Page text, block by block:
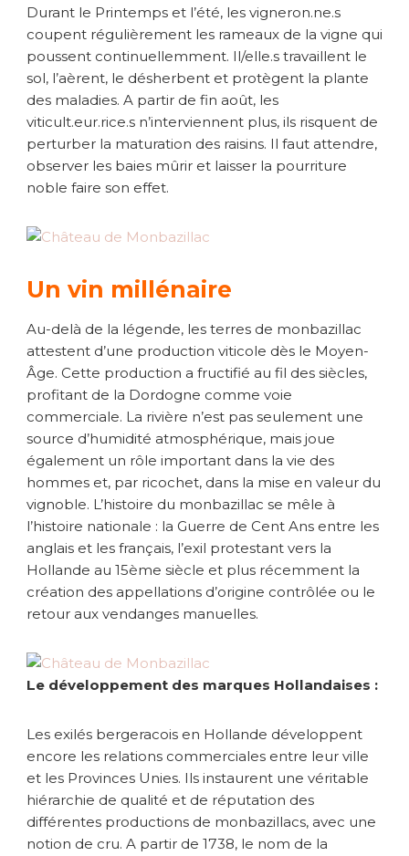
Durant le Printemps et l’été, les vigneron.ne.s
coupent régulièrement les rameaux de la vigne qui
poussent continuellemment. Il/elle.s travaillent le
sol, l’aèrent, le désherbent et protègent la plante
des maladies. A partir de fin août, les
viticult.eur.rice.s n’interviennent plus, ils risquent de
perturber la maturation des raisins. Il faut attendre,
observer les baies mûrir et laisser la pourriture
noble faire son effet.
Un vin millénaire
Au-delà de la légende, les terres de monbazillac
attestent d’une production viticole dès le Moyen-
Âge. Cette production a fructifié au fil des siècles,
profitant de la Dordogne comme voie
commerciale. La rivière n’est pas seulement une
source d’humidité atmosphérique, mais joue
également un rôle important dans la vie des
hommes et, par ricochet, dans la mise en valeur du
vignoble. L’histoire du monbazillac se mêle à
l’histoire nationale : la Guerre de Cent Ans entre les
anglais et les français, l’exil protestant vers la
Hollande au 15ème siècle et plus récemment la
création des appellations d’origine contrôlée ou le
retour aux vendanges manuelles.
Le développement des marques Hollandaises :
Les exilés bergeracois en Hollande développent
encore les relations commerciales entre leur ville
et les Provinces Unies. Ils instaurent une véritable
hiérarchie de qualité et de réputation des
différentes productions de monbazillacs, avec une
notion de cru. A partir de 1738, le nom de la